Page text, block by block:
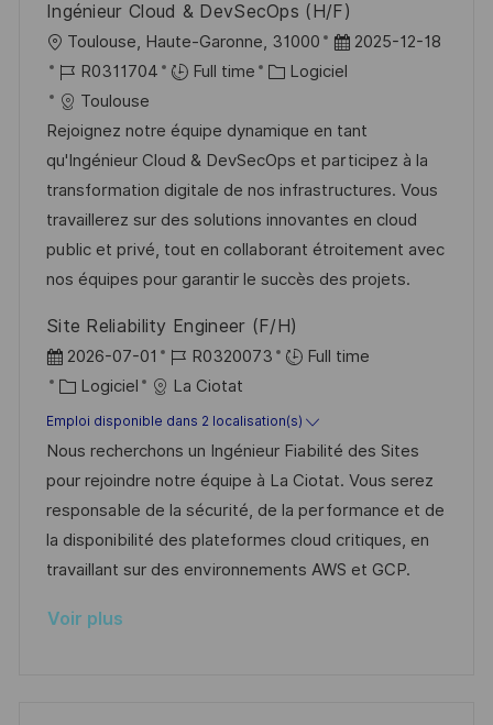
o
n
c
h
a
e
d
u
p
o
s
t
e
Ingénieur Cloud & DevSecOps (H/F)
o
c
a
l
i
s
a
t
o
n
Toulouse, Haute-Garonne, 31000
D
a
e
d
’
a
f
f
h
e
2025-12-18
R
é
f
é
r
e
n
c
d
u
p
o
s
t
e
R0311704 Full time
C
t
é
g
o
r
i
Logiciel
Toulouse
Rejoignez notre équipe dynamique en tant
qu'Ingénieur Cloud & DevSecOps et participez à la
transformation digitale de nos infrastructures. Vous
travaillerez sur des solutions innovantes en cloud
public et privé, tout en collaborant étroitement avec
nos équipes pour garantir le succès des projets.
Site Reliability Engineer (F/H)
D
a
t
e
d
’
a
f
2026-07-01
R
é
f
é
r
e
n
c
R0320073
Full time
C
a
t
é
g
o
r
e
Logiciel La Ciotat
Emploi disponible dans 2 localisation(s)
Nous recherchons un Ingénieur Fiabilité des Sites
pour rejoindre notre équipe à La Ciotat. Vous serez
responsable de la sécurité, de la performance et de
la disponibilité des plateformes cloud critiques, en
travaillant sur des environnements AWS et GCP.
Voir plus